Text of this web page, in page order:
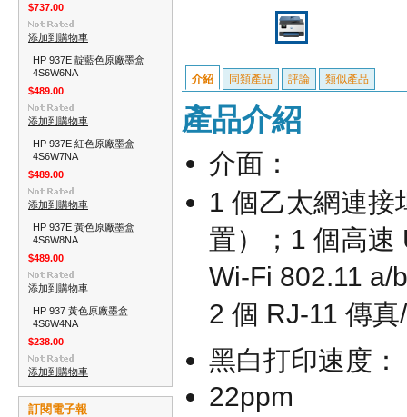
$737.00
添加到購物車
HP 937E 靛藍色原廠墨盒
4S6W6NA
$489.00
添加到購物車
HP 937E 紅色原廠墨盒
4S6W7NA
$489.00
添加到購物車
HP 937E 黃色原廠墨盒
4S6W8NA
$489.00
添加到購物車
HP 937 黃色原廠墨盒
4S6W4NA
$238.00
添加到購物車
訂閱電子報
介紹 同類產品 評論 類似產品
產品介紹
介面：
1 個乙太網連接
置）；1 個高速
Wi-Fi 802.11 a/
2 個 RJ-11 傳
黑白打印速度：
22ppm